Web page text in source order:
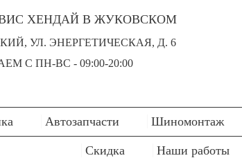
ХЕНДАЙ В ЖУКОВСКОМ
УЛ. ЭНЕРГЕТИЧЕСКАЯ, Д. 6
С ПН-ВC - 09:00-20:00
Автозапчасти Шиномонтаж
Скидка Наши работы